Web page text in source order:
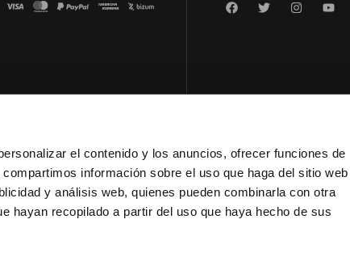
el contenido y los anuncios, ofrecer funciones de
información sobre el uso que haga del sitio web
y análisis web, quienes pueden combinarla con otra
hayan recopilado a partir del uso que haya hecho de sus
© 2023 Conservas Serrats